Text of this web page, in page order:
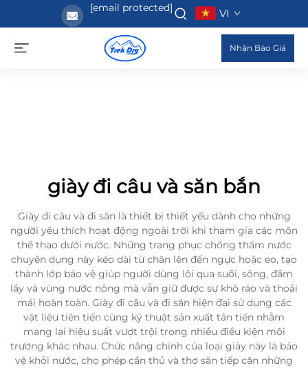
[email protected] VI
Nhận Báo Giá
giày đi câu và săn bắn
Giày đi câu và đi săn là thiết bị thiết yếu dành cho những
người yêu thích hoạt động ngoài trời khi tham gia các môn
thể thao dưới nước. Những trang phục chống thấm nước
chuyên dụng này kéo dài từ chân lên đến ngực hoặc eo, tạo
thành lớp bảo vệ giúp người dùng lội qua suối, sông, đầm
lầy và vùng nước nông mà vẫn giữ được sự khô ráo và thoải
mái hoàn toàn. Giày đi câu và đi săn hiện đại sử dụng các
vật liệu tiên tiến cùng kỹ thuật sản xuất tân tiến nhằm
mang lại hiệu suất vượt trội trong nhiều điều kiện môi
trường khác nhau. Chức năng chính của loại giày này là bảo
vệ khỏi nước, cho phép cần thủ và thợ săn tiếp cận những